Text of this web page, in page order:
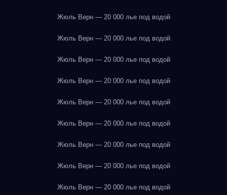
Жюль Верн — 20 000 лье под водой
Жюль Верн — 20 000 лье под водой
Жюль Верн — 20 000 лье под водой
Жюль Верн — 20 000 лье под водой
Жюль Верн — 20 000 лье под водой
Жюль Верн — 20 000 лье под водой
Жюль Верн — 20 000 лье под водой
Жюль Верн — 20 000 лье под водой
Жюль Верн — 20 000 лье под водой